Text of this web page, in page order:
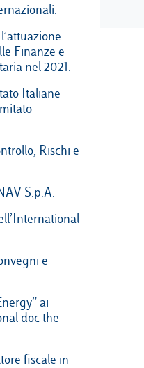
Finanze e
nel 2021.
Italiane
Rischi e
S.p.A.
e
ai
doc the
fiscale in